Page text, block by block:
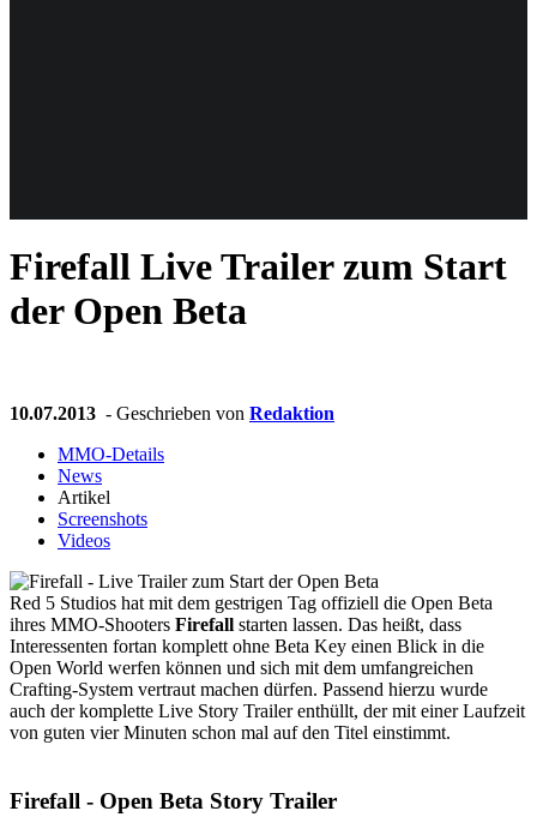
Firefall Live Trailer zum Start
der Open Beta
10.07.2013 - Geschrieben von Redaktion
MMO-Details
News
Artikel
Screenshots
Videos
Red 5 Studios hat mit dem gestrigen Tag offiziell die Open Beta
ihres MMO-Shooters Firefall starten lassen. Das heißt, dass
Interessenten fortan komplett ohne Beta Key einen Blick in die
Open World werfen können und sich mit dem umfangreichen
Crafting-System vertraut machen dürfen. Passend hierzu wurde
auch der komplette Live Story Trailer enthüllt, der mit einer Laufzeit
von guten vier Minuten schon mal auf den Titel einstimmt.
Firefall - Open Beta Story Trailer